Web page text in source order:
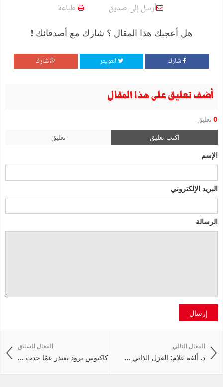
أرسل إلى صديق طباعة
هل أعجبك هذا المقال ؟ شارك مع أصدقائك !
شارك التويتر شارك
أضف تعليق على هذا المقال
0 تعليق
اكتب تعليق تعليق
الإسم
البريد الإلكتروني
الرسالة
إرسال
المقال السابق
كاكتوس برود تعتذر عمّا حدث ...
المقال التالي
د. ألفة علام: العزل الذاتي ...